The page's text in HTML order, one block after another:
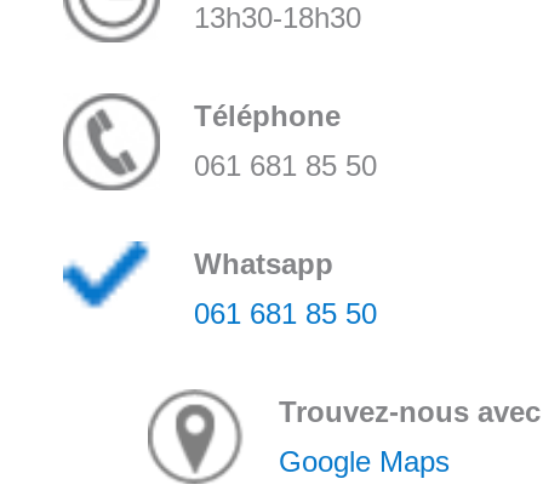
13h30-18h30
Téléphone
061 681 85 50
Whatsapp
061 681 85 50
Trouvez-nous avec
Google Maps